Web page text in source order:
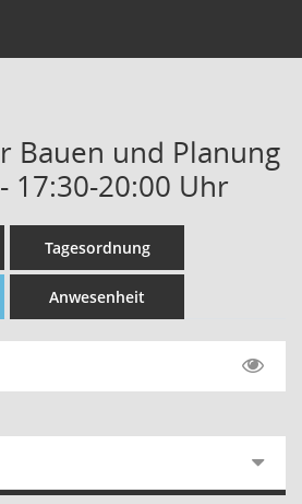
Bauen und Planung
17:30-20:00 Uhr
Tagesordnung
Anwesenheit